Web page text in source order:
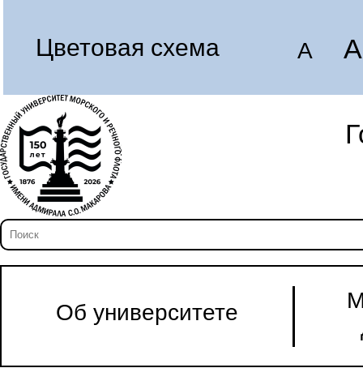
Цветовая схема A A
Об университете